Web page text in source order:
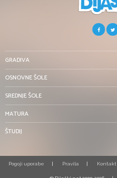
GRADIVA
OSNOVNE ŠOLE
SREDNJE ŠOLE
MATURA
ŠTUDIJ
Pogoji uporabe Pravila Kontakt